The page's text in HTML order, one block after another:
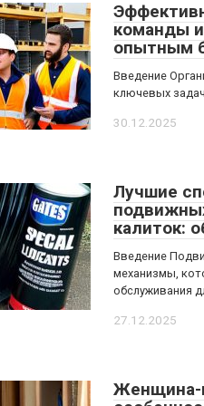
команды
опытным
Введение
ключевых
30.12.2025
Лучшие
калиток:
Введение
механизмы,
обслуживания
27.12.2025
Женщина-